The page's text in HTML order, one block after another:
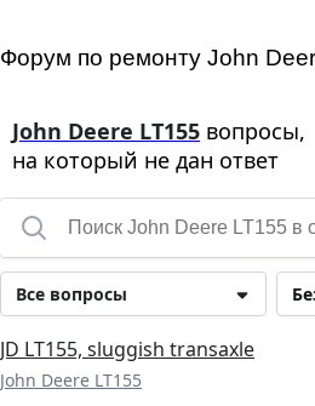
Форум по ремонту John
John Deere LT155 вопросы,
на который не дан ответ
Все вопросы
JD LT155, sluggish transaxle
John Deere LT155